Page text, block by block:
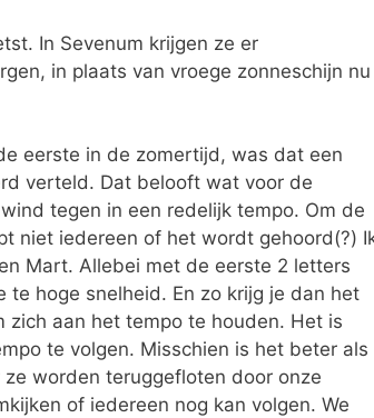
In Sevenum krijgen ze er
in plaats van vroege zonneschijn nu
eerste in de zomertijd, was dat een
verteld. Dat belooft wat voor de
tegen in een redelijk tempo. Om de
niet iedereen of het wordt gehoord(?)
Mart. Allebei met de eerste 2 letters
hoge snelheid. En zo krijg je dan het
zich aan het tempo te houden. Het is
te volgen. Misschien is het beter als
worden teruggefloten door onze
of iedereen nog kan volgen. We